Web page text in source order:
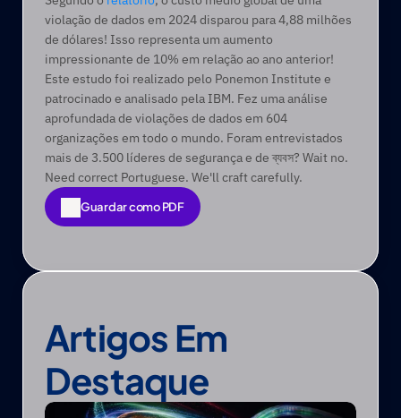
violação de dados em 2024 disparou para 4,88 milhões
de dólares! Isso representa um aumento
impressionante de 10% em relação ao ano anterior!
Este estudo foi realizado pelo Ponemon Institute e
patrocinado e analisado pela IBM. Fez uma análise
aprofundada de violações de dados em 604
organizações em todo o mundo. Foram entrevistados
mais de 3.500 líderes de segurança e de ব্যবস? Wait no.
Need correct Portuguese. We'll craft carefully.
Guardar como PDF
Guardar como PDF
Artigos Em
Destaque